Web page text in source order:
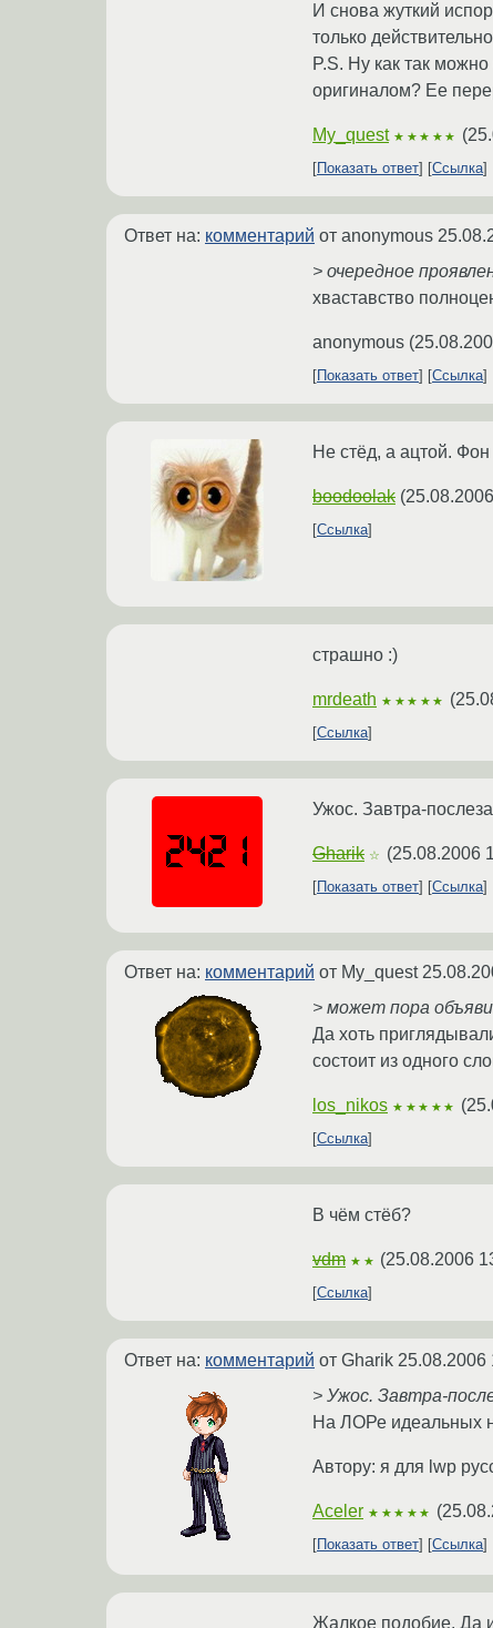
И снова жуткий
только
P.S. Ну как так
оригиналом? Ее
My_quest ★★★★★ (
Показать ответ Ссылка
Ответ на: комментарий от anonymous
> очередное
хваставство
anonymous (
Показать ответ Ссылка
Не стёд, а ацтой. Фон
boodoolak (
Ссылка
страшно :)
mrdeath ★★★★★ (
Ссылка
Ужос. Завтра-
Gharik ☆ (25.08.2006
Показать ответ Ссылка
Ответ на: комментарий от My_quest
> может пора
Да хоть
состоит из одного
los_nikos ★★★★★ (
Ссылка
В чём стёб?
vdm ★★ (25.08.2006
Ссылка
Ответ на: комментарий от Gharik 25.08.2006
> Ужос. Завтра-
На ЛОРе идеальных
Автору: я для lwp
Aceler ★★★★★ (
Показать ответ Ссылка
Жалкое подобие. Да